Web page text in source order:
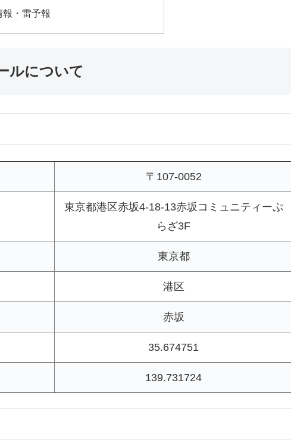
報・雷予報
ルについて
〒107-0052
東京都港区赤坂4-18-13赤坂コミュニティーぷ
らざ3F
東京都
港区
赤坂
35.674751
139.731724